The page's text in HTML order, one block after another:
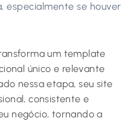
especialmente se houver
um template
único e relevante
nessa etapa, seu site
consistente e
negócio, tornando a